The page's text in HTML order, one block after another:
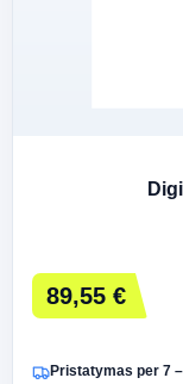
89,55 €
Pristatymas per 7